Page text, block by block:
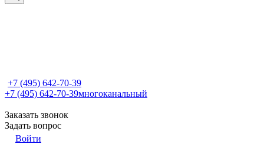
+7 (495) 642-70-39
+7 (495) 642-70-39многоканальный
Заказать звонок
Задать вопрос
Войти